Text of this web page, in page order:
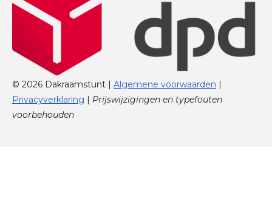
© 2026 Dakraamstunt | Algemene voorwaarden |
Privacyverklaring | Prijswijzigingen en typefouten
voorbehouden